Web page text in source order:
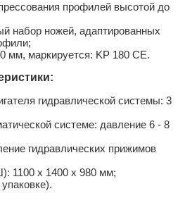
профилей высотой до
набор ножей, адаптированных
мм, маркируется: KP 180 CE.
гидравлической системы: 3
системе: давление 6 - 8
гидравлических прижимов
1100 x 1400 x 980 мм;